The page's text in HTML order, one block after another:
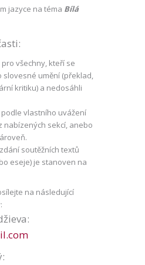
jazyce na téma Bílá
všechny, kteří se
slovesné umění (překlad,
kritiku) a nedosáhli
vlastního uvážení
nabízených sekcí, anebo
soutěžních textů
eseje) je stanoven na
na následující